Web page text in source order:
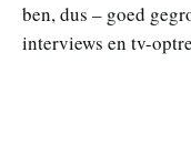
ben, dus – goed
interviews en tv-